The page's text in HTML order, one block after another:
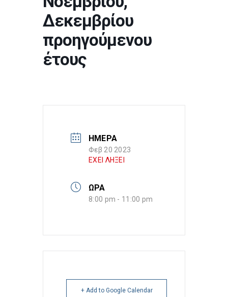
Δεκεμβρίου
προηγούμενου
έτους
ΗΜΕΡΑ
Φεβ 20 2023
ΕΧΕΙ ΛΗΞΕΙ
ΩΡΑ
8:00 pm - 11:00 pm
+ Add to Google Calendar